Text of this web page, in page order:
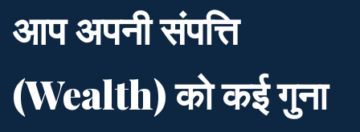
आप अपनी संपत्ति
(Wealth) को कई गुना